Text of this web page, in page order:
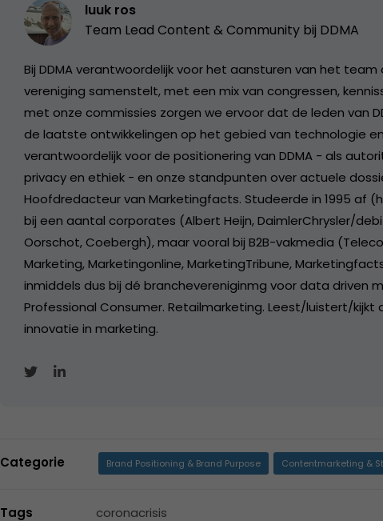
luuk ros
Team Lead Content & Community bij DDMA
Bij DDMA verantwoordelijk voor het aansturen van het
vereniging samenstelt, met een mix van congressen,
met onze commissies zorgen we ervoor dat de leden van
de laatste ontwikkelingen op het gebied van technologie
verantwoordelijk voor de positionering van DDMA - als
privacy en ethiek - en onze standpunten over actuele
Hoofdredacteur van Marketingfacts. Studeerde in 1995 af
bij een aantal corporates (Albert Heijn, DaimlerChrysler/
Oorschot, Coebergh), maar vooral bij B2B-vakmedia
Marketing, Marketingonline, MarketingTribune,
inmiddels dus bij dé branchevereniginmg voor data driven
Professional Consumer. Retailmarketing. Leest/luistert/kijkt
innovatie in marketing.
Categorie Brand Positioning & Brand Purpose Contentmarketing &
Tags coronacrisis